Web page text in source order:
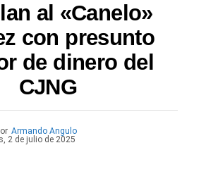
al «Canelo»
con presunto
de dinero del
CJNG
Armando Angulo
2 de julio de 2025